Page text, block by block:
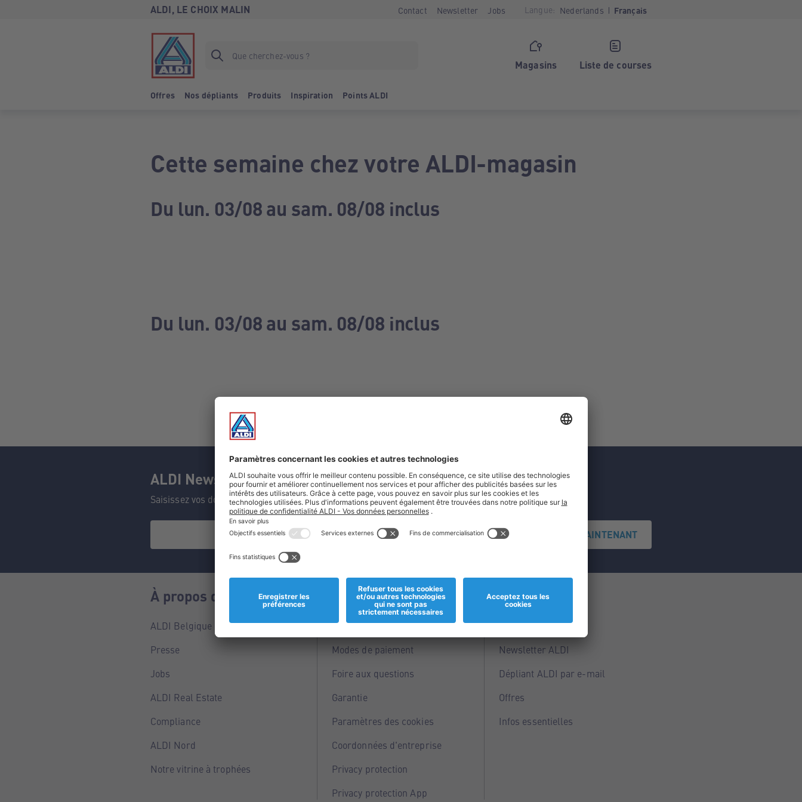
ALDI, LE CHOIX MALIN Contact Newsletter Jobs Langue: Nederlands Français
Magasins Liste de courses
Offres Nos dépliants Produits Inspiration Points ALDI
Cette semaine chez votre ALDI-magasin
Du lun. 03/08 au sam. 08/08 inclus
Du lun. 03/08 au sam. 08/08 inclus
ALDI Newsletter
Saisissez vos données et ne manquez aucune de nos offres.
S'INSCRIRE MAINTENANT
À propos de nous
ALDI Belgique
Presse
Jobs
ALDI Real Estate
Compliance
ALDI Nord
Notre vitrine à trophées
Informations
Magasins
Modes de paiement
Foire aux questions
Garantie
Paramètres des cookies
Coordonnées d'entreprise
Privacy protection
Privacy protection App
Service
Points ALDI
Newsletter ALDI
Dépliant ALDI par e-mail
Offres
Infos essentielles